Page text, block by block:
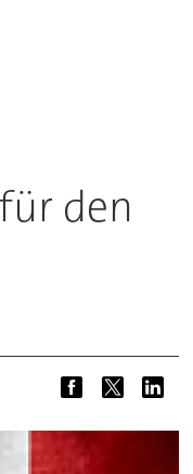
den